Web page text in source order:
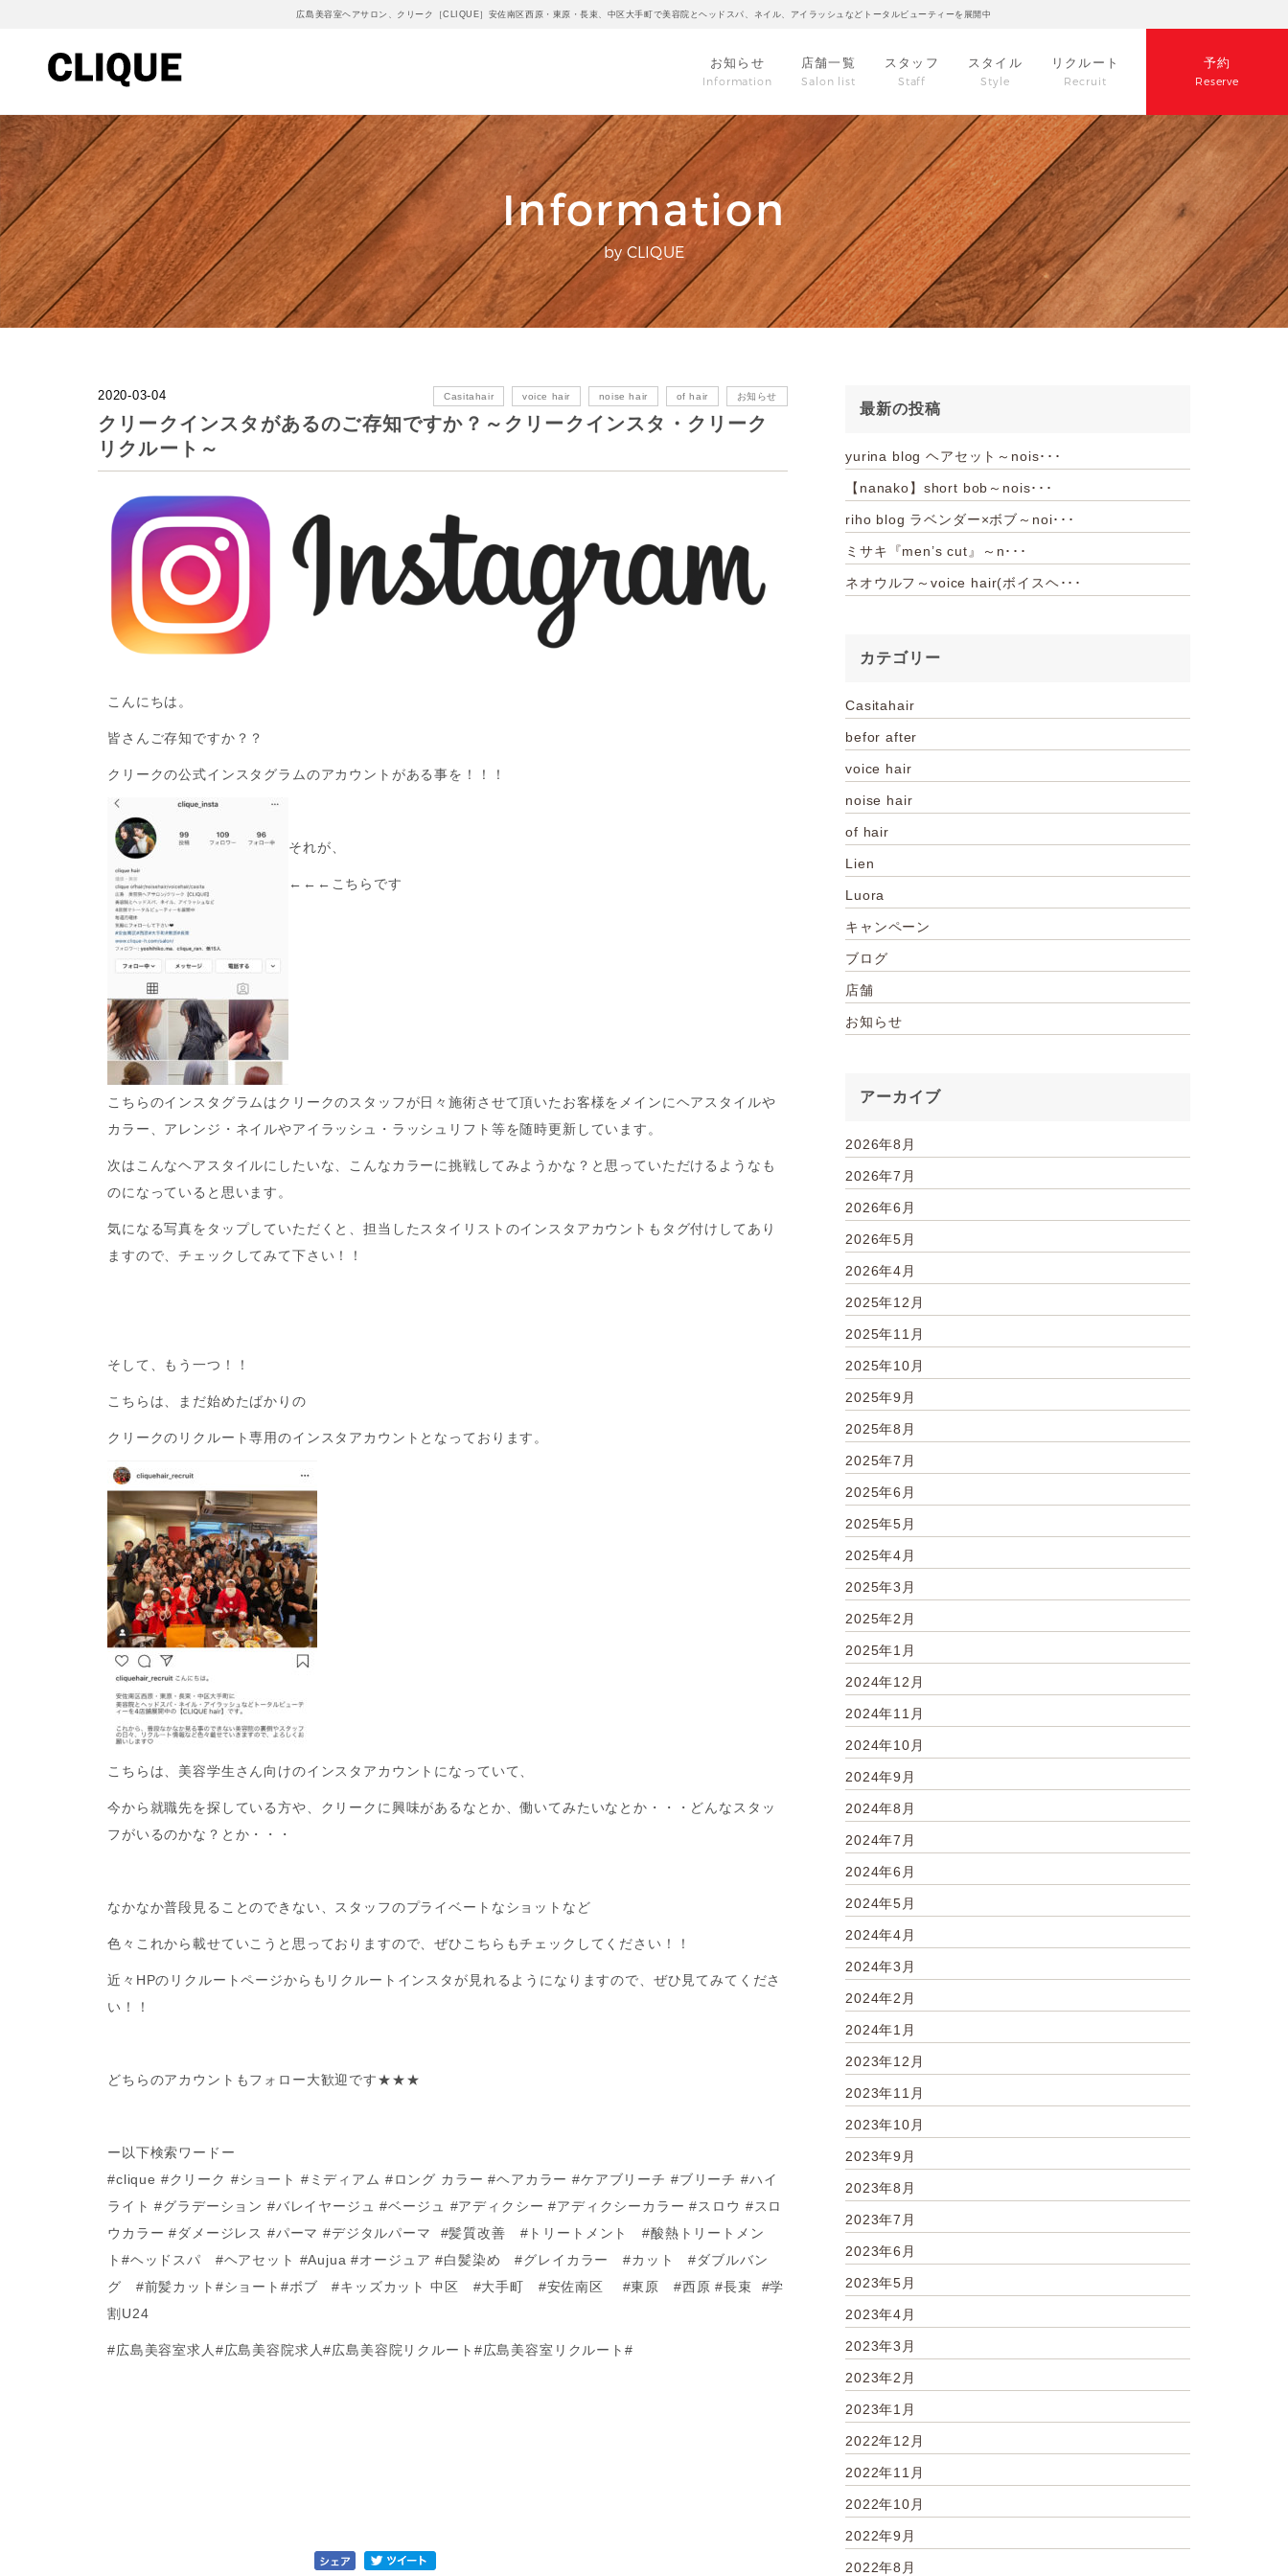
広島美容室ヘアサロン、クリーク［CLIQUE］安佐南区西原・東原・長束、中区大手町で美容院とヘッドスパ、ネイル、アイラッシュなどトータルビューティーを展開中
お知らせ
Information
店舗一覧
Salon list
スタッフ
Staff
スタイル
Style
リクルート
Recruit
予約
Reserve
Information
by CLIQUE
2020-03-04 Casitahair voice hair noise hair of hair お知らせ
クリークインスタがあるのご存知ですか？～クリークインスタ・クリーク
リクルート～
こんにちは。
皆さんご存知ですか？？
クリークの公式インスタグラムのアカウントがある事を！！！
それが、
←←←こちらです
こちらのインスタグラムはクリークのスタッフが日々施術させて頂いたお客様をメインにヘアスタイルや
カラー、アレンジ・ネイルやアイラッシュ・ラッシュリフト等を随時更新しています。
次はこんなヘアスタイルにしたいな、こんなカラーに挑戦してみようかな？と思っていただけるようなも
のになっていると思います。
気になる写真をタップしていただくと、担当したスタイリストのインスタアカウントもタグ付けしてあり
ますので、チェックしてみて下さい！！
そして、もう一つ！！
こちらは、まだ始めたばかりの
クリークのリクルート専用のインスタアカウントとなっております。
こちらは、美容学生さん向けのインスタアカウントになっていて、
今から就職先を探している方や、クリークに興味があるなとか、働いてみたいなとか・・・どんなスタッ
フがいるのかな？とか・・・
なかなか普段見ることのできない、スタッフのプライベートなショットなど
色々これから載せていこうと思っておりますので、ぜひこちらもチェックしてください！！
近々HPのリクルートページからもリクルートインスタが見れるようになりますので、ぜひ見てみてくださ
い！！
どちらのアカウントもフォロー大歓迎です★★★
ー以下検索ワードー
#clique #クリーク #ショート #ミディアム #ロング カラー #ヘアカラー #ケアブリーチ #ブリーチ #ハイ
ライト #グラデーション #バレイヤージュ #ベージュ #アディクシー #アディクシーカラー #スロウ #スロ
ウカラー #ダメージレス #パーマ #デジタルパーマ #髪質改善 #トリートメント #酸熱トリートメン
ト#ヘッドスパ #ヘアセット #Aujua #オージュア #白髪染め #グレイカラー #カット #ダブルバン
グ #前髪カット#ショート#ボブ #キッズカット 中区 #大手町 #安佐南区 #東原 #西原 #長束 #学
割U24
#広島美容室求人#広島美容院求人#広島美容院リクルート#広島美容室リクルート#
最新の投稿
yurina blog ヘアセット～nois･･･
【nanako】short bob～nois･･･
riho blog ラベンダー×ボブ～noi･･･
ミサキ『men’s cut』～n･･･
ネオウルフ～voice hair(ボイスヘ･･･
カテゴリー
Casitahair
befor after
voice hair
noise hair
of hair
Lien
Luora
キャンペーン
ブログ
店舗
お知らせ
アーカイブ
2026年8月
2026年7月
2026年6月
2026年5月
2026年4月
2025年12月
2025年11月
2025年10月
2025年9月
2025年8月
2025年7月
2025年6月
2025年5月
2025年4月
2025年3月
2025年2月
2025年1月
2024年12月
2024年11月
2024年10月
2024年9月
2024年8月
2024年7月
2024年6月
2024年5月
2024年4月
2024年3月
2024年2月
2024年1月
2023年12月
2023年11月
2023年10月
2023年9月
2023年8月
2023年7月
2023年6月
2023年5月
2023年4月
2023年3月
2023年2月
2023年1月
2022年12月
2022年11月
2022年10月
2022年9月
2022年8月